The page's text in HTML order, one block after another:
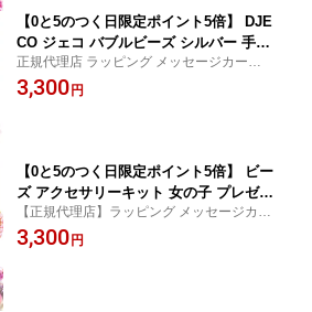
【0と5のつく日限定ポイント5倍】 DJE
CO ジェコ バブルビーズ シルバー 手作
りブレスレット ネックレス キラキラビ
ーズ 6歳 小学生 女の子 可愛い おしゃれ
正規代理店 ラッピング メッセージカード
のし無料 6歳誕生日 プレゼント ギフト ヨー
ロッパ安全規格 おもちゃ安全基準EN71適
3,300 円
【0と5のつく日限定ポイント5倍】 ビー
ズ アクセサリーキット 女の子 プレゼン
ト 手作り ビーズセット 子供 ギフト か
わいい 子供 誕生日 ギフト ブレスレッ
【正規代理店】ラッピング メッセージカー
ド のし無料 かわいい手作りアクセサリーキ
ット ビーズ アクセサリーキット 女の子 6歳
3,300 円